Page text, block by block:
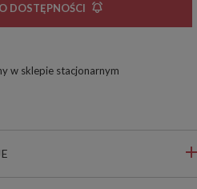
DOSTĘPNOŚCI
w sklepie stacjonarnym